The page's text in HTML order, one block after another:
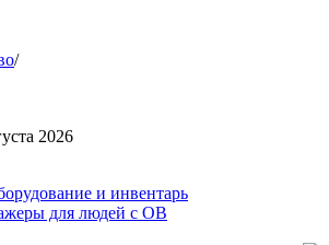
/
2026
и инвентарь
для людей с ОВ